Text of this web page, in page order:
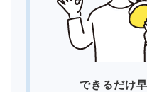
できるだけ